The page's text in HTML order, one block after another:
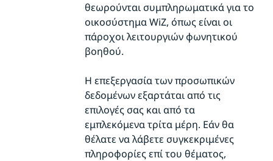
θεωρούνται συμπληρωματικά για το
οικοσύστημα WiZ, όπως είναι οι
πάροχοι λειτουργιών φωνητικού
βοηθού.
Η επεξεργασία των προσωπικών
δεδομένων εξαρτάται από τις
επιλογές σας και από τα
εμπλεκόμενα τρίτα μέρη. Εάν θα
θέλατε να λάβετε συγκεκριμένες
πληροφορίες επί του θέματος,